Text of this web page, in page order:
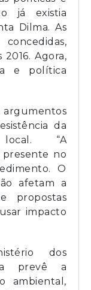
já existia
Dilma. As
concedidas,
Agora,
e política
da
local. “A
no
O
afetam a
propostas
impacto
dos
prevê a
ambiental,